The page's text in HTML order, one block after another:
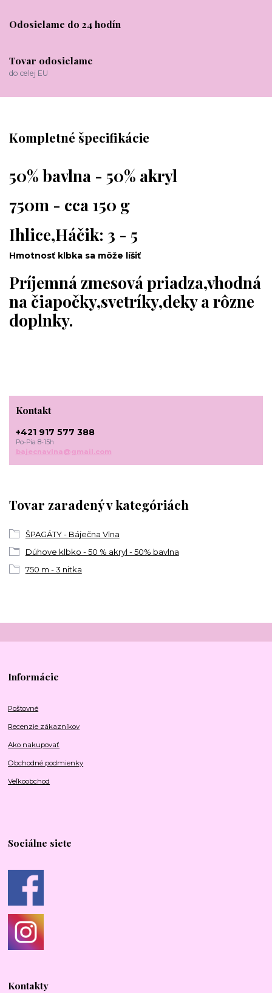
Odosielame do 24 hodín
Tovar odosielame
do celej EU
Kompletné špecifikácie
50% bavlna - 50% akryl
750m - cca 150 g
Ihlice,Háčik: 3 - 5
Hmotnosť klbka sa môže líšiť
Príjemná zmesová priadza,vhodná
na čiapočky,svetríky,deky a rôzne
doplnky.
Tovar zaradený v kategóriách
ŠPAGÁTY - Báječna Vlna
Dúhove klbko - 50 % akryl - 50% bavlna
750 m - 3 nitka
Kontakt
+421 917 577 388
Po-Pia 8-15h
bajecnavlna@gmail.com
Informácie
Poštovné
Recenzie zákazníkov
Ako nakupovať
Obchodné podmienky
Veľkoobchod
Sociálne siete
Kontakty